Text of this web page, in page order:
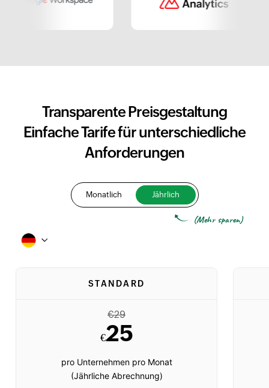
Transparente Preisgestaltung
Einfache Tarife für unterschiedliche
Anforderungen
Monatlich Jährlich
(Mehr sparen)
STANDARD
€29
€25
pro Unternehmen pro Monat
(Jährliche Abrechnung)